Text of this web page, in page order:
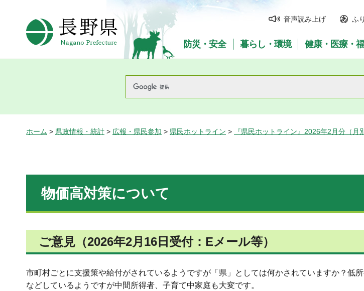
長野県Nagano Prefecture
音声読み上げ ふ
防災・安全 暮らし・環境 健康・医療・
ホーム > 県政情報・統計 > 広報・県民参加 > 県民ホットライン > 『県民ホットライン』2026年2月分（月
物価高対策について
ご意見（2026年2月16日受付：Eメール等）
市町村ごとに支援策や給付がされているようですが「県」としては何かされていますか？低
などしているようですが中間所得者、子育て中家庭も大変です。